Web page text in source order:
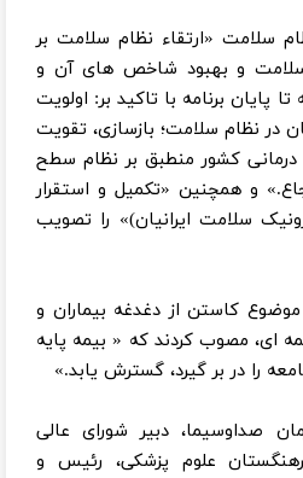
سلامت «ارتقاء نظام سلامت بر
و بهبود شاخص های آن و
پایان برنامه با تاکید بر: اولویت
در نظام سلامت؛ بازسازی، تقویت
کشور منطبق بر نظام سطح
و همچنین «تکمیل و استقرار
سلامت ایرانیان)» را تصویب
کاستن از دغدغه بیماران و
ای، مصوب کردند که « بیمه پایه
را در بر گیرد، گسترش یابد.»
صداوسیما، دبیر شورای عالی
علوم پزشکی، رئیس و